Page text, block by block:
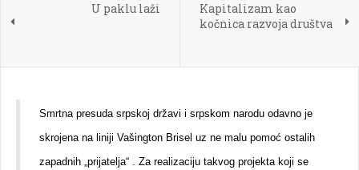
U paklu laži
Kapitalizam kao
kočnica razvoja društva
Smrtna presuda srpskoj državi i srpskom narodu odavno je
skrojena na liniji Vašington Brisel uz ne malu pomoć ostalih
zapadnih „prijatelja“ . Za realizaciju takvog projekta koji se